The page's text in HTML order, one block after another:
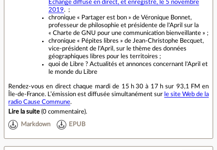
Échange diffusé en direct, et enregistré, le 5 novembre
2019. ;
chronique « Partager est bon » de Véronique Bonnet,
professeur de philosophie et présidente de l'April sur la
« Charte de GNU pour une communication bienveillante » ;
chronique « Pépites libres » de Jean-Christophe Becquet,
vice-président de l'April, sur le thème des données
géographiques libres pour les territoires ;
quoi de Libre ? Actualités et annonces concernant l'April et
le monde du Libre
Rendez‐vous en direct chaque mardi de 15 h 30 à 17 h sur 93,1 FM en
Île‐de‐France. L’émission est diffusée simultanément sur le site Web de la
radio Cause Commune.
Lire la suite (0 commentaire).
Markdown EPUB